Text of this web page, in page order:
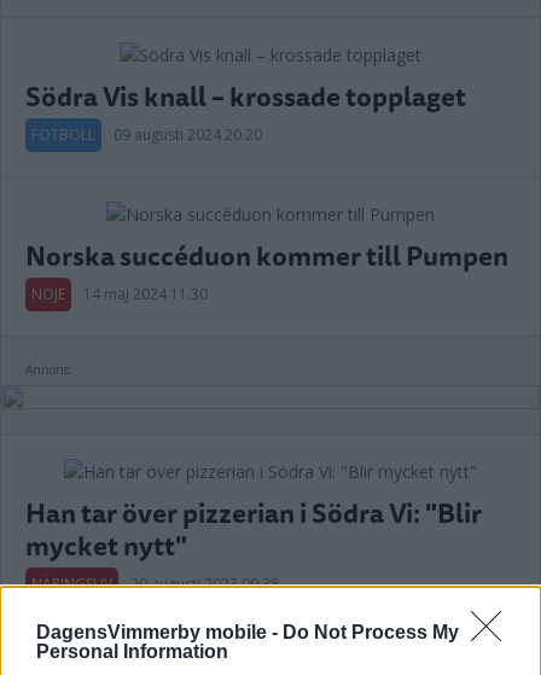
DagensVimmerby mobile - Do Not Process My
Personal Information
Södra Vis knall – krossade topplaget
FOTBOLL 09 augusti 2024 20.20
Norska succéduon kommer till Pumpen
NÖJE 14 maj 2024 11.30
Annons:
Han tar över pizzerian i Södra Vi: "Blir
mycket nytt"
NÄRINGSLIV 29 augusti 2023 09.38